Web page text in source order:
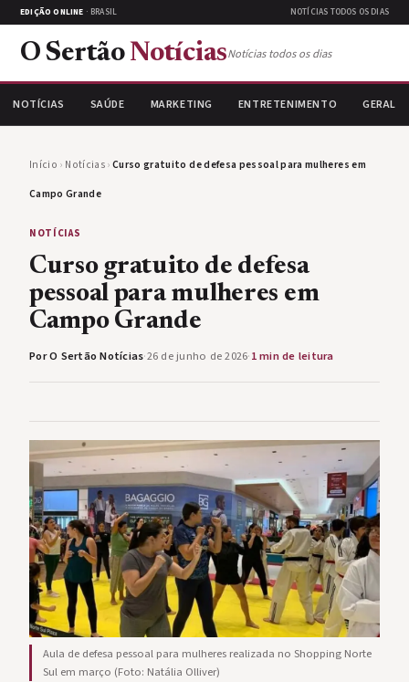
EDIÇÃO ONLINE · BRASIL NOTÍCIAS TODOS OS DIAS
O Sertão NotíciasNotícias todos os dias
NOTÍCIAS SAÚDE MARKETING ENTRETENIMENTO GERAL
Início › Notícias›Curso gratuito de defesa pessoal para mulheres em
Campo Grande
NOTÍCIAS
Curso gratuito de defesa
pessoal para mulheres em
Campo Grande
Por O Sertão Notícias·26 de junho de 2026·1 min de leitura
Aula de defesa pessoal para mulheres realizada no Shopping Norte
Sul em março (Foto: Natália Olliver)